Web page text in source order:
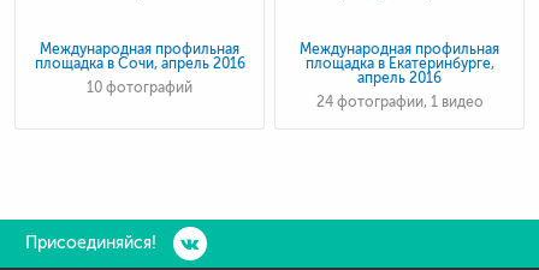
Международная профильная
площадка в Сочи, апрель 2016
10 фотографий
Международная профильная
площадка в Екатеринбурге,
апрель 2016
24 фотографии, 1 видео
Присоединяйся!